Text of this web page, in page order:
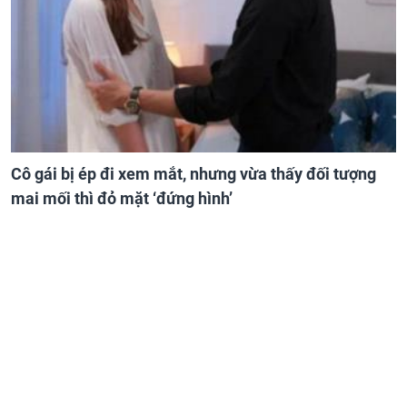
Cô gái bị ép đi xem mắt, nhưng vừa thấy đối tượng
mai mối thì đỏ mặt ‘đứng hình’